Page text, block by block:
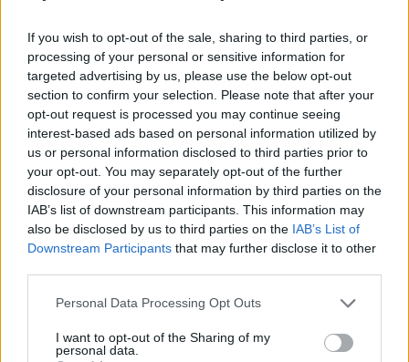
If you wish to opt-out of the sale, sharing to third parties, or
processing of your personal or sensitive information for
targeted advertising by us, please use the below opt-out
section to confirm your selection. Please note that after your
opt-out request is processed you may continue seeing
interest-based ads based on personal information utilized by
us or personal information disclosed to third parties prior to
your opt-out. You may separately opt-out of the further
disclosure of your personal information by third parties on the
IAB’s list of downstream participants. This information may
also be disclosed by us to third parties on the IAB’s List of
Downstream Participants that may further disclose it to other
Personal Data Processing Opt Outs
I want to opt-out of the Sharing of my
personal data.
„Nemuno aušros“ advokatas:
VRK ėmėsi teismo vaidmens
Po J.
„Tai yra labai techninis pakeitimas – į Rinkimų
kodeksą įrašyti tai, ką nusprendė teismas. Tai
yra leisti renkamus parašus matyti ne tik
popieriniame variante, bet ir realiu laiku